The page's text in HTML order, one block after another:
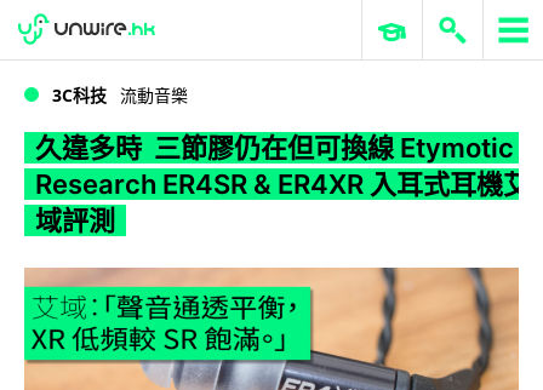
WWDC 2026 ERP 與商業 AI
3C科技 流動音樂
久違多時 三節膠仍在但可換線 Etymotic
Research ER4SR & ER4XR 入耳式耳機艾
域評測